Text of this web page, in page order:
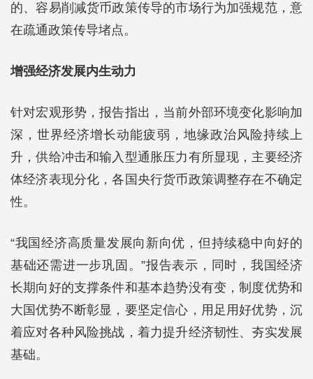
的、容易削减货币政策传导的市场行为加强规范，意
在疏通政策传导堵点。
增强经济发展内生动力
针对宏观形势，报告指出，当前外部环境变化影响加
深，世界经济增长动能疲弱，地缘政治风险持续上
升，供给冲击和输入型通胀压力有所显现，主要经济
体经济表现分化，各国央行货币政策调整存在不确定
性。
“我国经济高质量发展向新向优，但持续稳中向好的
基础还需进一步巩固。”报告表示，同时，我国经济
长期向好的支撑条件和基本趋势没有变，制度优势和
大国优势不断彰显，要坚定信心，用足用好优势，沉
着应对各种风险挑战，着力提升经济韧性、夯实发展
基础。